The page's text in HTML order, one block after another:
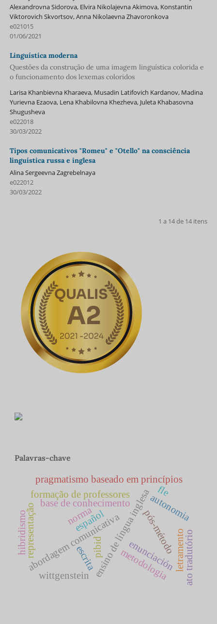
Alexandrovna Sidorova, Elvira Nikolajevna Akimova, Konstantin
Viktorovich Skvortsov, Anna Nikolaevna Zhavoronkova
e021015
01/06/2021
Linguística moderna
Questões da construção de uma imagem linguística colorida e
o funcionamento dos lexemas coloridos
Larisa Khanbievna Kharaeva, Musadin Latifovich Kardanov, Madina
Yurievna Ezaova, Lena Khabilovna Khezheva, Juleta Khabasovna
Shugusheva
e022018
30/03/2022
Tipos comunicativos "Romeu" e "Otello" na consciência
linguística russa e inglesa
Alina Sergeevna Zagrebelnaya
e022012
30/03/2022
1 a 14 de 14 itens
Palavras-chave
base de conhecimento
ensino de língua inglesa
abordagem comunicativa pós-método
pragmatismo baseado em princípios
enunciación
español
pibid
formação de professores autonomia
norma
escrita
wittgenstein metodologia
representação
fle
letramento
hibridismo ato tradutório